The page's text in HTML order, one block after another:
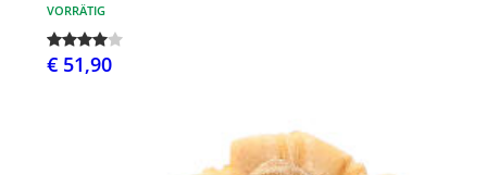
VORRÄTIG
€ 51,90